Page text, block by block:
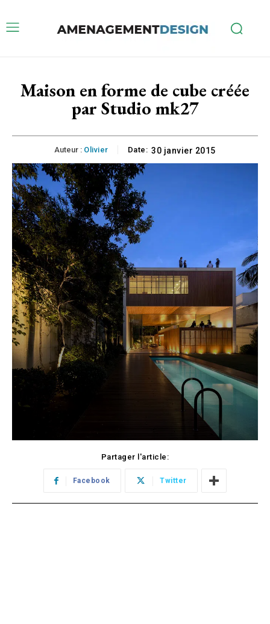
Maison en forme de cube créée
par Studio mk27
Auteur : Olivier Date: 30 janvier 2015
Partager l'article:
Facebook Twitter